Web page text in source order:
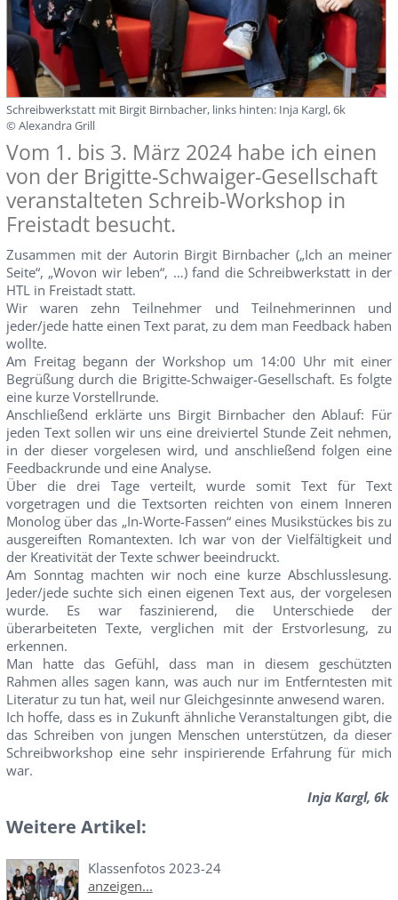
Schreibwerkstatt mit Birgit Birnbacher, links hinten: Inja Kargl, 6k
© Alexandra Grill
Vom 1. bis 3. März 2024 habe ich einen
von der Brigitte-Schwaiger-Gesellschaft
veranstalteten Schreib-Workshop in
Freistadt besucht.
Zusammen mit der Autorin Birgit Birnbacher („Ich an meiner
Seite“, „Wovon wir leben“, …) fand die Schreibwerkstatt in der
HTL in Freistadt statt.
Wir waren zehn Teilnehmer und Teilnehmerinnen und
jeder/jede hatte einen Text parat, zu dem man Feedback haben
wollte.
Am Freitag begann der Workshop um 14:00 Uhr mit einer
Begrüßung durch die Brigitte-Schwaiger-Gesellschaft. Es folgte
eine kurze Vorstellrunde.
Anschließend erklärte uns Birgit Birnbacher den Ablauf: Für
jeden Text sollen wir uns eine dreiviertel Stunde Zeit nehmen,
in der dieser vorgelesen wird, und anschließend folgen eine
Feedbackrunde und eine Analyse.
Über die drei Tage verteilt, wurde somit Text für Text
vorgetragen und die Textsorten reichten von einem Inneren
Monolog über das „In-Worte-Fassen“ eines Musikstückes bis zu
ausgereiften Romantexten. Ich war von der Vielfältigkeit und
der Kreativität der Texte schwer beeindruckt.
Am Sonntag machten wir noch eine kurze Abschlusslesung.
Jeder/jede suchte sich einen eigenen Text aus, der vorgelesen
wurde. Es war faszinierend, die Unterschiede der
überarbeiteten Texte, verglichen mit der Erstvorlesung, zu
erkennen.
Man hatte das Gefühl, dass man in diesem geschützten
Rahmen alles sagen kann, was auch nur im Entferntesten mit
Literatur zu tun hat, weil nur Gleichgesinnte anwesend waren.
Ich hoffe, dass es in Zukunft ähnliche Veranstaltungen gibt, die
das Schreiben von jungen Menschen unterstützen, da dieser
Schreibworkshop eine sehr inspirierende Erfahrung für mich
war.
Inja Kargl, 6k
Weitere Artikel:
Klassenfotos 2023-24
anzeigen...